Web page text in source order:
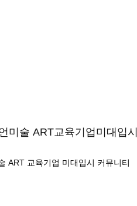
미술 ART교육기업 미대입시
ART 교육기업 미대입시 커뮤니티